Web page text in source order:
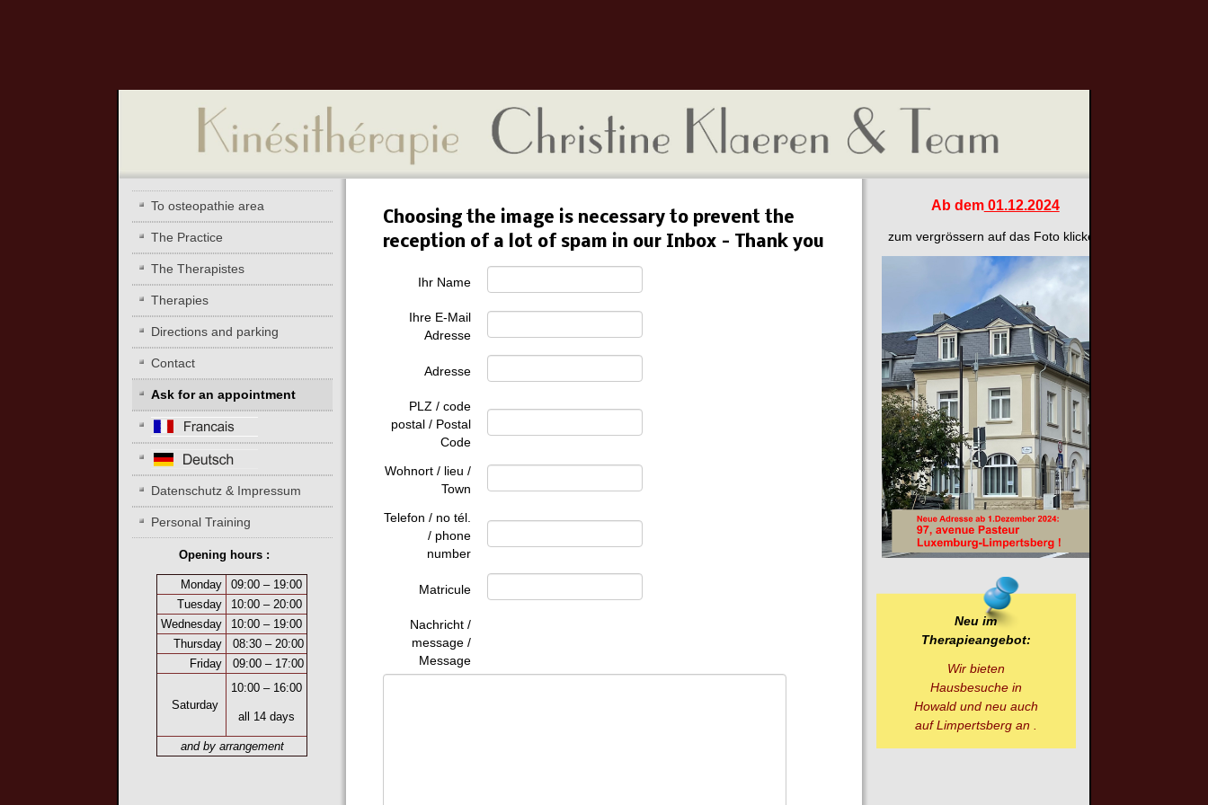
Choosing the image is necessary to prevent the
reception of a lot of spam in our Inbox - Thank you
Ihr Name
Ihre E-Mail
Adresse
Adresse
PLZ / code
postal / Postal
Code
Wohnort / lieu /
Town
Telefon / no tél.
/ phone
number
Matricule
Nachricht /
message /
Message
To osteopathie area
The Practice
The Therapistes
Therapies
Directions and parking
Contact
Ask for an appointment
Datenschutz & Impressum
Personal Training
Opening hours :
Monday
09:00 – 19:00
Tuesday
10:00 – 20:00
Wednesday
10:00 – 19:00
Thursday
08:30 – 20:00
Friday
09:00 – 17:00
Saturday
10:00 – 16:00
all 14 days
and by arrangement
Ab dem01.12.2024
zum vergrössern auf das Foto klicken
Neu im
Therapieangebot:
Wir bieten
Hausbesuche in
Howald und neu auch
auf Limpertsberg an .